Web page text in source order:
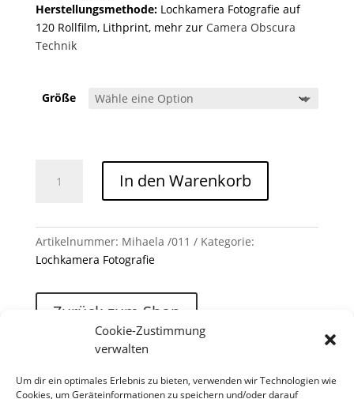
Cookie-Zustimmung
verwalten
Um dir ein optimales Erlebnis zu bieten, verwenden wir Technologien wie
Cookies, um Geräteinformationen zu speichern und/oder darauf
Herstellungsmethode:Lochkamera Fotografie auf
120 Rollfilm, Lithprint, mehr zur Camera Obscura
Technik
Größe
In den Warenkorb
Artikelnummer: Mihaela /011
Kategorie:
Lochkamera Fotografie
Zurück zum Shop